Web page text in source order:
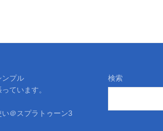
ンプル
ています。
＠スプラトゥーン3
検索